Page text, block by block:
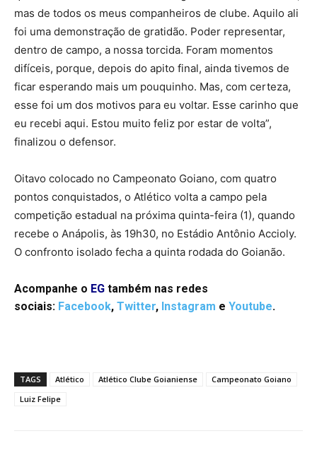
mas de todos os meus companheiros de clube. Aquilo ali
foi uma demonstração de gratidão. Poder representar,
dentro de campo, a nossa torcida. Foram momentos
difíceis, porque, depois do apito final, ainda tivemos de
ficar esperando mais um pouquinho. Mas, com certeza,
esse foi um dos motivos para eu voltar. Esse carinho que
eu recebi aqui. Estou muito feliz por estar de volta”,
finalizou o defensor.
Oitavo colocado no Campeonato Goiano, com quatro
pontos conquistados, o Atlético volta a campo pela
competição estadual na próxima quinta-feira (1), quando
recebe o Anápolis, às 19h30, no Estádio Antônio Accioly.
O confronto isolado fecha a quinta rodada do Goianão.
Acompanhe o EG também nas redes
sociais: Facebook, Twitter, Instagram e Youtube.
TAGS Atlético Atlético Clube Goianiense
Campeonato Goiano
Luiz Felipe